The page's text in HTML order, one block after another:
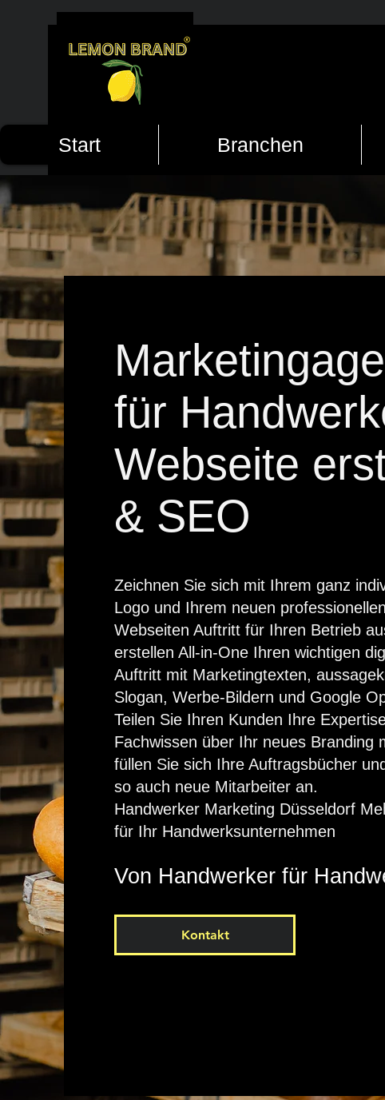
Start Branchen
für
Webseite
& SEO
Zeichnen Sie sich mit Ihrem ganz
Logo und Ihrem neuen professionellen
Webseiten Auftritt für Ihren Betrieb
erstellen All-in-One Ihren wichtigen
Auftritt mit Marketingtexten,
Slogan, Werbe-Bildern und Google
Teilen Sie Ihren Kunden Ihre
Fachwissen über Ihr neues Branding
füllen Sie sich Ihre Auftragsbücher
so auch neue Mitarbeiter an.
Handwerker Marketing Düsseldorf
für Ihr Handwerksunternehmen
Von Handwerker für
Kontakt